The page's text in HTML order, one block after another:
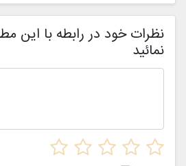
نظرات خود در رابطه با این
نمائید